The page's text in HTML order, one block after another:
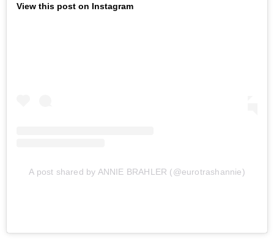
View this post on Instagram
A post shared by ANNIE BRAHLER (@eurotrashannie)